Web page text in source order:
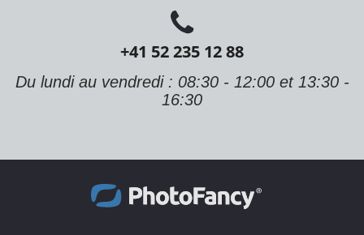
+41 52 235 12 88
Du lundi au vendredi : 08:30 - 12:00 et 13:30 -
16:30